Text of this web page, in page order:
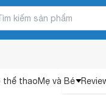
thể thaoMẹ và Bé